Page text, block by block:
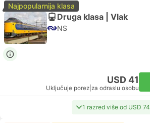
Najpopularnija klasa
Druga klasa | Vlak
NS
USD 41
Uključuje porez za odraslu osobu
1 razred više od USD 74